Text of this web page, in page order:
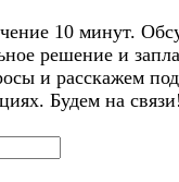
10 минут.
решение и
и расскажем
Будем на связи!